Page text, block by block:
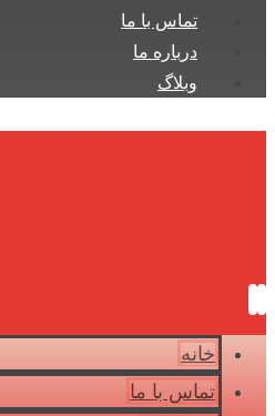
تماس با ما
درباره ما
وبلاگ
خانه
تماس با ما